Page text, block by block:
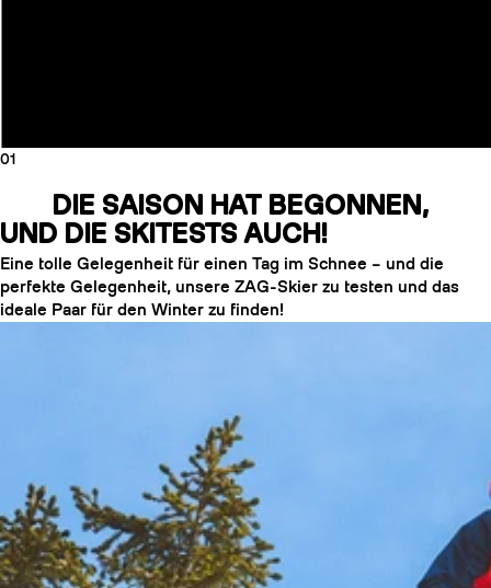
HARSCHEISEN
01
DIE SAISON HAT BEGONNEN,
UND DIE SKITESTS AUCH!
Eine tolle Gelegenheit für einen Tag im Schnee – und die
perfekte Gelegenheit, unsere ZAG-Skier zu testen und das
ideale Paar für den Winter zu finden!